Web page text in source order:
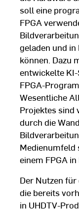
soll eine
FPGA
geladen und
können. Dazu
entwickelte
FPGA-
Wesentliche
Projektes sind
durch die
Medienumfeld
einem FPGA in
Der Nutzen
die bereits
in UHDTV-